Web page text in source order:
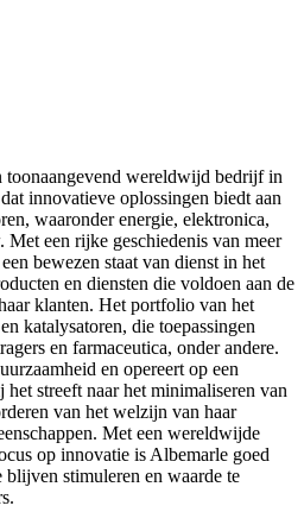
toonaangevend wereldwijd bedrijf in
innovatieve oplossingen biedt aan
waaronder energie, elektronica,
een rijke geschiedenis van meer
bewezen staat van dienst in het
en diensten die voldoen aan de
klanten. Het portfolio van het
katalysatoren, die toepassingen
en farmaceutica, onder andere.
en opereert op een
streeft naar het minimaliseren van
van het welzijn van haar
Met een wereldwijde
op innovatie is Albemarle goed
blijven stimuleren en waarde te